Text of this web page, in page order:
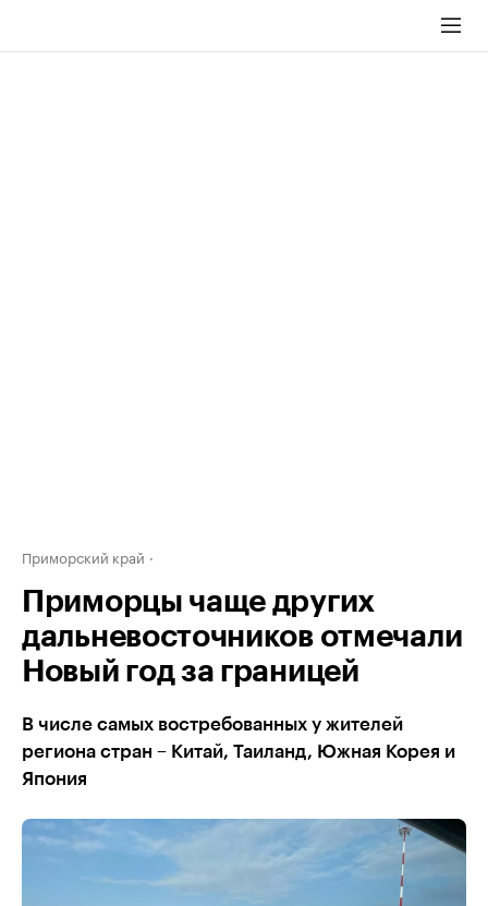
Приморский край
Приморцы чаще других
дальневосточников отмечали
Новый год за границей
В числе самых востребованных у жителей
региона стран – Китай, Таиланд, Южная Корея и
Япония